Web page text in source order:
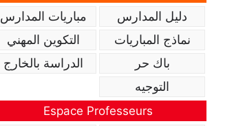
دليل المدارس
مباريات المدارس
نماذج المباريات
التكوين المهني
باك حر
الدراسة بالخارج
التوجيه
Espace Professeurs